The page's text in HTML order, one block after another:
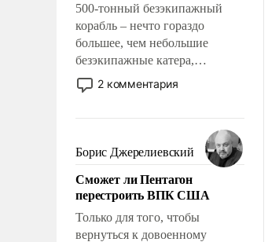
500-тонный безэкипажный
корабль – нечто гораздо
большее, чем небольшие
безэкипажные катера,
применение которых уже
стало обыденностью. Задача по
сложна и амбициозна. Однако
и ее реализация радикально
поднимет наши боевые
возможности.
2 комментария
Борис Джерелиевский
Сможет ли Пентагон
перестроить ВПК США
Только для того, чтобы
вернуться к довоенному